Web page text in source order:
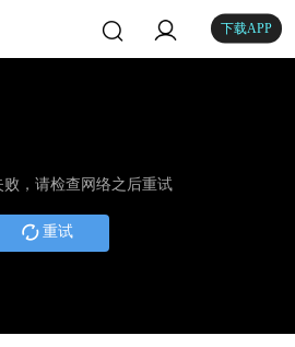
下载APP
败，请检查网络之后重试
重试